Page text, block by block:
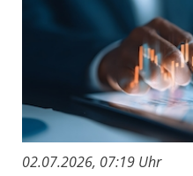
02.07.2026, 07:19 Uhr